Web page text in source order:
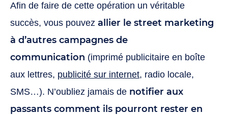
Afin de faire de cette opération un véritable
succès, vous pouvez allier le street marketing
à d’autres campagnes de
communication (imprimé publicitaire en boîte
aux lettres, publicité sur internet, radio locale,
SMS…). N’oubliez jamais de notifier aux
passants comment ils pourront rester en